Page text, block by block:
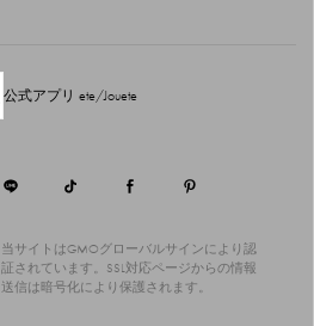
公式アプリ ete/Jouete
当サイトはGMOグローバルサインにより認
証されています。
SSL対応ページからの情報
送信は暗号化により保護されます。